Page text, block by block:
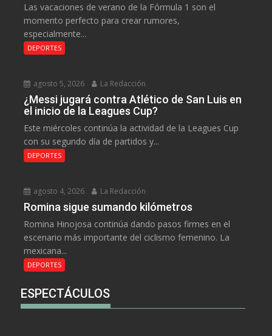
Las vacaciones de verano de la Fórmula 1 son el
momento perfecto para crear rumores,
especialmente...
DEPORTES
agosto 5, 2026 La Redacción
¿Messi jugará contra Atlético de San Luis en
el inicio de la Leagues Cup?
Este miércoles continúa la actividad de la Leagues Cup
con su segundo día de partidos y...
DEPORTES
agosto 4, 2026 La Redacción
Romina sigue sumando kilómetros
Romina Hinojosa continúa dando pasos firmes en el
escenario más importante del ciclismo femenino. La
mexicana...
DEPORTES
ESPECTÁCULOS